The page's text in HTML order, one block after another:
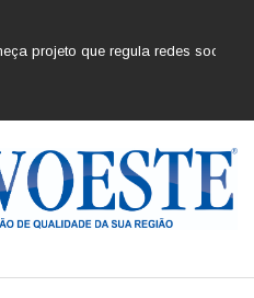
projeto que regula redes sociais